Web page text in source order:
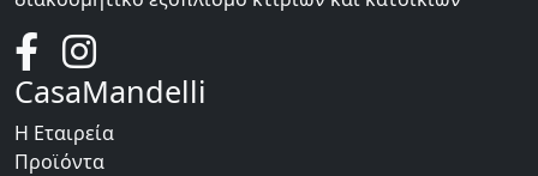
CasaMandelli
Η Εταιρεία
Προϊόντα